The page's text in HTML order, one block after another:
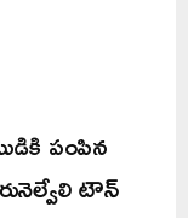
పంపిన
టౌన్